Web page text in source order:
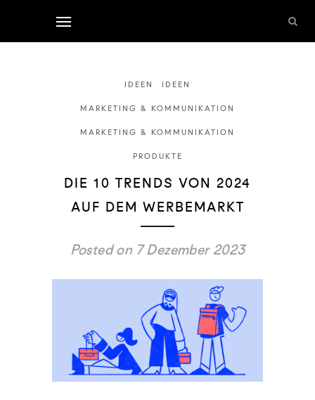
IDEEN
IDEEN
MARKETING & KOMMUNIKATION
MARKETING & KOMMUNIKATION
PRODUKTE
DIE 10 TRENDS VON 2024
AUF DEM WERBEMARKT
Posted on 7 Dezember 2023